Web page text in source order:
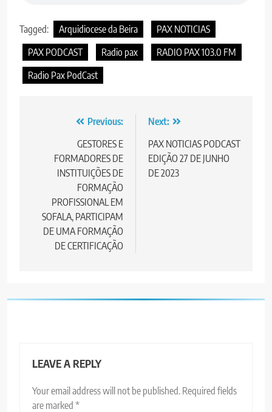
Tagged: Arquidiocese da Beira
PAX NOTICIAS
PAX PODCAST
Radio pax
RADIO PAX 103.0 FM
Radio Pax PodCast
navigation
Previous:
GESTORES E
FORMADORES DE
INSTITUIÇÕES DE
FORMAÇÃO
PROFISSIONAL EM
SOFALA, PARTICIPAM
DE UMA FORMAÇÃO
DE CERTIFICAÇÃO
Next:
PAX NOTICIAS PODCAST
EDIÇÃO 27 DE JUNHO
DE 2023
LEAVE A REPLY
Your email address will not be published. Required fields
are marked *